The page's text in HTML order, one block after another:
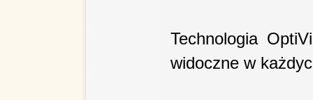
Technologia
widoczne w